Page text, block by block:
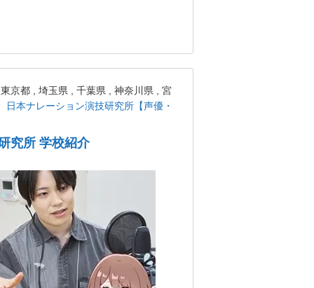
京都 , 埼玉県 , 千葉県 , 神奈川県 , 宮
日本ナレーション演技研究所【声優・
究所 学校紹介